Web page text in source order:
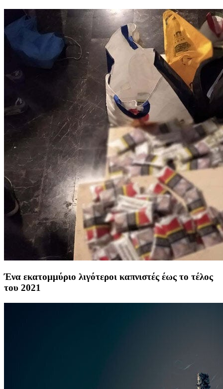
Ένα εκατομμύριο λιγότεροι καπνιστές έως το τέλος
του 2021